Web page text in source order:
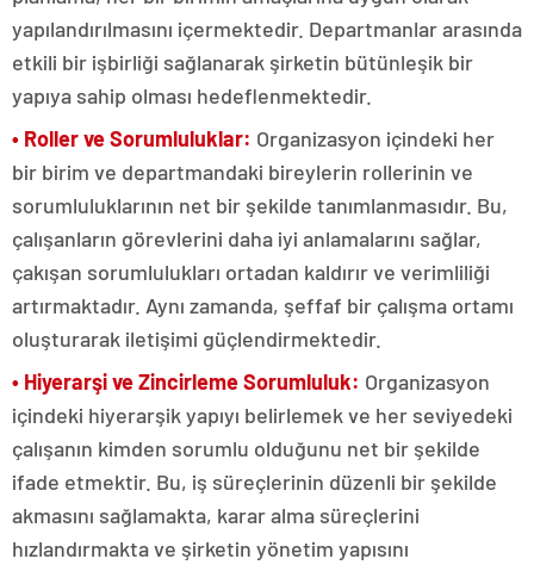
yapılandırılmasını içermektedir. Departmanlar arasında
etkili bir işbirliği sağlanarak şirketin bütünleşik bir
yapıya sahip olması hedeflenmektedir.
• Roller ve Sorumluluklar: Organizasyon içindeki her
bir birim ve departmandaki bireylerin rollerinin ve
sorumluluklarının net bir şekilde tanımlanmasıdır. Bu,
çalışanların görevlerini daha iyi anlamalarını sağlar,
çakışan sorumlulukları ortadan kaldırır ve verimliliği
artırmaktadır. Aynı zamanda, şeffaf bir çalışma ortamı
oluşturarak iletişimi güçlendirmektedir.
• Hiyerarşi ve Zincirleme Sorumluluk: Organizasyon
içindeki hiyerarşik yapıyı belirlemek ve her seviyedeki
çalışanın kimden sorumlu olduğunu net bir şekilde
ifade etmektir. Bu, iş süreçlerinin düzenli bir şekilde
akmasını sağlamakta, karar alma süreçlerini
hızlandırmakta ve şirketin yönetim yapısını